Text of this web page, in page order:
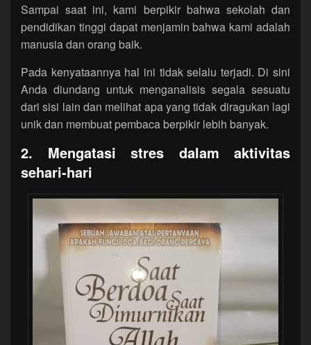
Sampai saat ini, kami berpikir bahwa sekolah dan
pendidikan tinggi dapat menjamin bahwa kami adalah
manusia dan orang baik.
Pada kenyataannya hal ini tidak selalu terjadi. Di sini
Anda diundang untuk menganalisis segala sesuatu
dari sisi lain dan melihat apa yang tidak diragukan lagi
unik dan membuat pembaca berpikir lebih banyak.
2. Mengatasi stres dalam aktivitas
sehari-hari